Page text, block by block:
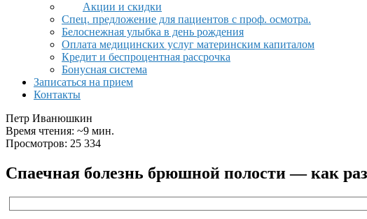
Акции и скидки
Спец. предложение для пациентов с проф. осмотра.
Белоснежная улыбка в день рождения
Оплата медицинских услуг материнским капиталом
Кредит и беспроцентная рассрочка
Бонусная система
Записаться на прием
Контакты
Петр Иванюшкин
Время чтения: ~9 мин.
Просмотров: 25 334
Спаечная болезнь брюшной полости — как